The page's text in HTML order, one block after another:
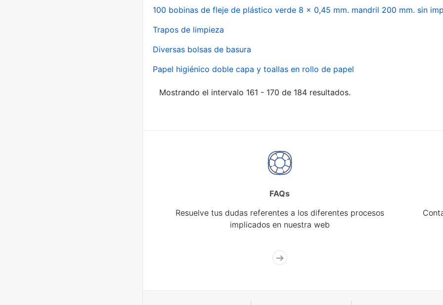
100 bobinas de fleje de plástico verde 8 x 0,45 mm. mandril 200 mm. sin
Trapos de limpieza
Diversas bolsas de basura
Papel higiénico doble capa y toallas en rollo de papel
Mostrando el intervalo 161 - 170 de 184 resultados.
FAQs
Resuelve tus dudas referentes a los diferentes procesos
implicados en nuestra web